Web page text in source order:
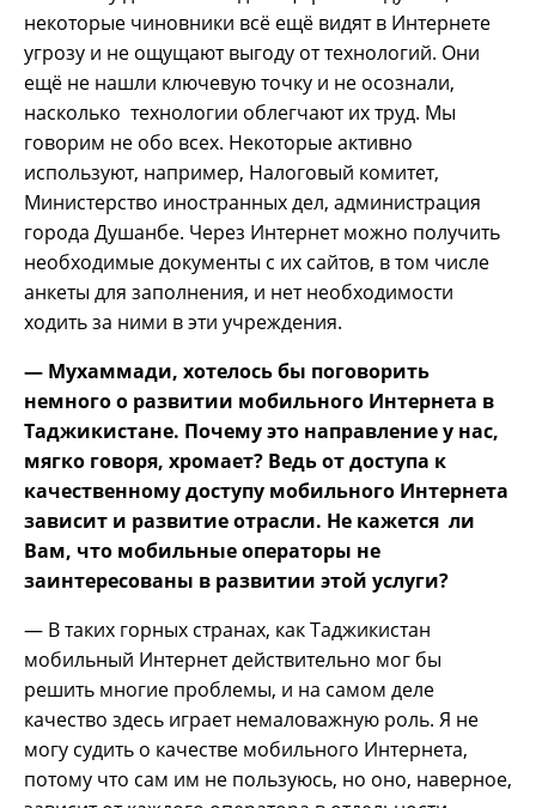
некоторые чиновники всё ещё видят в Интернете
угрозу и не ощущают выгоду от технологий. Они
ещё не нашли ключевую точку и не осознали,
насколько технологии облегчают их труд. Мы
говорим не обо всех. Некоторые активно
используют, например, Налоговый комитет,
Министерство иностранных дел, администрация
города Душанбе. Через Интернет можно получить
необходимые документы с их сайтов, в том числе
анкеты для заполнения, и нет необходимости
ходить за ними в эти учреждения.
— Мухаммади, хотелось бы поговорить
немного о развитии мобильного Интернета в
Таджикистане. Почему это направление у нас,
мягко говоря, хромает? Ведь от доступа к
качественному доступу мобильного Интернета
зависит и развитие отрасли. Не кажется ли
Вам, что мобильные операторы не
заинтересованы в развитии этой услуги?
— В таких горных странах, как Таджикистан
мобильный Интернет действительно мог бы
решить многие проблемы, и на самом деле
качество здесь играет немаловажную роль. Я не
могу судить о качестве мобильного Интернета,
потому что сам им не пользуюсь, но оно, наверное,